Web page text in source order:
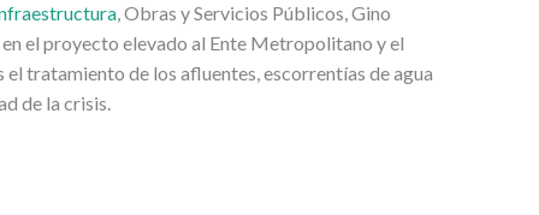
, Obras y Servicios Públicos, Gino
el proyecto elevado al Ente Metropolitano y el
tratamiento de los afluentes, escorrentías de agua
de la crisis.